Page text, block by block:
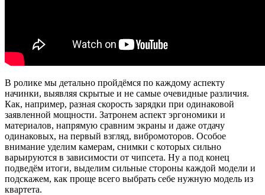
В ролике мы детально пройдёмся по каждому аспекту
начинки, выявляя скрытые и не самые очевидные различия.
Как, например, разная скорость зарядки при одинаковой
заявленной мощности. Затронем аспект эргономики и
материалов, напрямую сравним экраны и даже отдачу
одинаковых, на первый взгляд, вибромоторов. Особое
внимание уделим камерам, снимки с которых сильно
варьируются в зависимости от чипсета. Ну а под конец
подведём итоги, выделим сильные стороны каждой модели и
подскажем, как проще всего выбрать себе нужную модель из
квартета.